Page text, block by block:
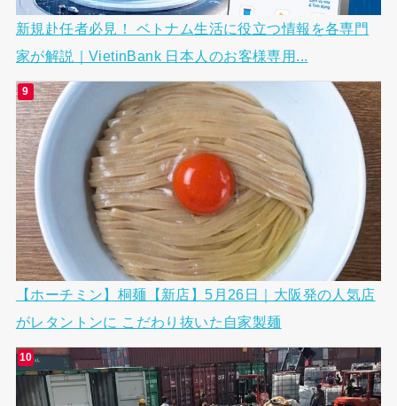
新規赴任者必見！ ベトナム生活に役立つ情報を各専門
家が解説｜VietinBank 日本人のお客様専用...
【ホーチミン】桐麺【新店】5月26日｜大阪発の人気店
がレタントンに こだわり抜いた自家製麺